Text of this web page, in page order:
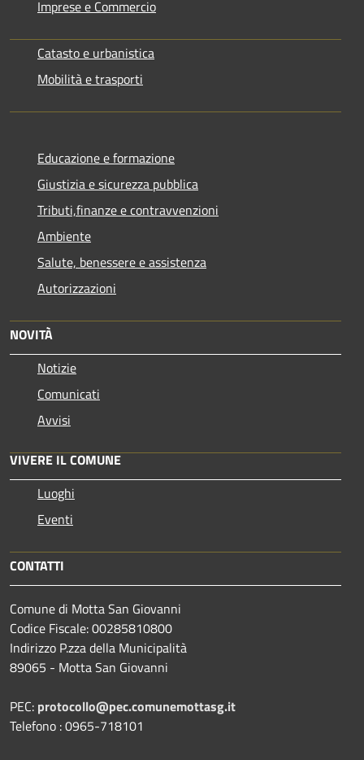
Imprese e Commercio
Catasto e urbanistica
Mobilità e trasporti
Educazione e formazione
Giustizia e sicurezza pubblica
Tributi,finanze e contravvenzioni
Ambiente
Salute, benessere e assistenza
Autorizzazioni
NOVITÀ
Notizie
Comunicati
Avvisi
VIVERE IL COMUNE
Luoghi
Eventi
CONTATTI
Comune di Motta San Giovanni
Codice Fiscale: 00285810800
Indirizzo P.zza della Municipalità
89065 - Motta San Giovanni
PEC: protocollo@pec.comunemottasg.it
Telefono : 0965-718101